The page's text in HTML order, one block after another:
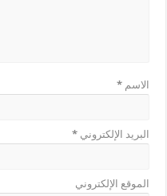
الاسم*
البريد الإلكتروني*
الموقع الإلكتروني